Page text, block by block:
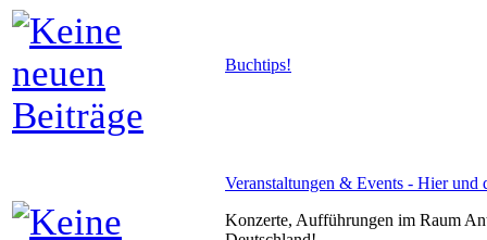
Buchtips!
Veranstaltungen & Events - Hier und
Konzerte, Aufführungen im Raum